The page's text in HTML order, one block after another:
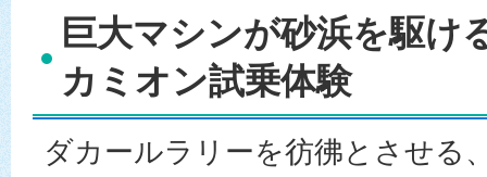
巨大マシンが砂浜を駆け
カミオン試乗体験
ダカールラリーを彷彿とさせる